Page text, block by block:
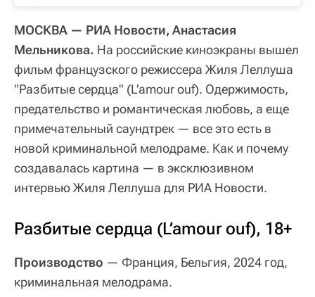
МОСКВА — РИА Новости, Анастасия
Мельникова. На российские киноэкраны вышел
фильм французского режиссера Жиля Леллуша
"Разбитые сердца" (L'amour ouf). Одержимость,
предательство и романтическая любовь, а еще
примечательный саундтрек — все это есть в
новой криминальной мелодраме. Как и почему
создавалась картина — в эксклюзивном
интервью Жиля Леллуша для РИА Новости.
Разбитые сердца (L’amour ouf), 18+
Производство — Франция, Бельгия, 2024 год,
криминальная мелодрама.